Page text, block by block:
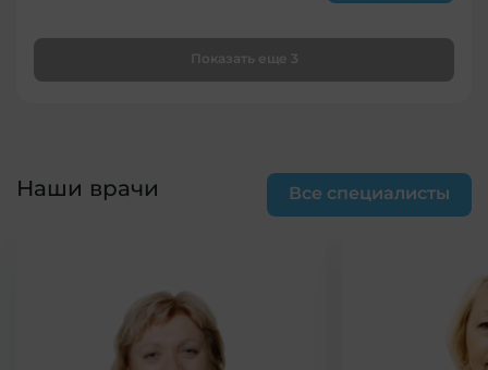
Показать еще 3
Наши врачи Все специалисты